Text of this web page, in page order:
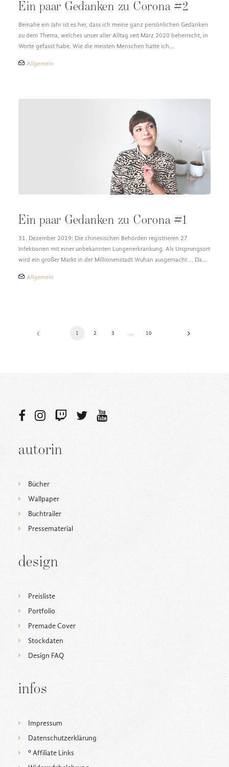
Ein paar Gedanken zu Corona #2
Beinahe ein Jahr ist es her, dass ich meine ganz persönlichen Gedanken
zu dem Thema, welches unser aller Alltag seit März 2020 beherrscht, in
Worte gefasst habe. Wie die meisten Menschen hatte ich…
Allgemein
Ein paar Gedanken zu Corona #1
31. Dezember 2019: Die chinesischen Behörden registrieren 27
Infektionen mit einer unbekannten Lungenerkrankung. Als Ursprungsort
wird ein großer Markt in der Millionenstadt Wuhan ausgemacht ... Da…
Allgemein
1 2 3 10
autorin
Bücher
Wallpaper
Buchtrailer
Pressematerial
design
Preisliste
Portfolio
Premade Cover
Stockdaten
Design FAQ
infos
Impressum
Datenschutzerklärung
ᵒ Affiliate Links